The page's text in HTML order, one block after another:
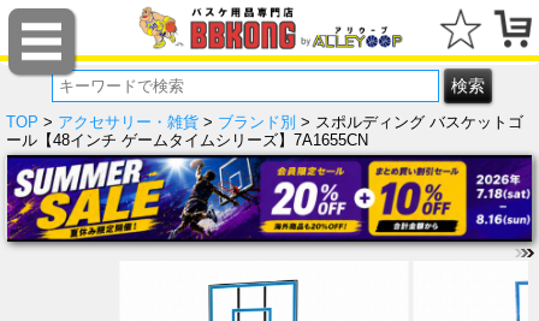
TOP > アクセサリー・雑貨 > ブランド別 > スポルディング バスケットゴ
ール【48インチ ゲームタイムシリーズ】7A1655CN